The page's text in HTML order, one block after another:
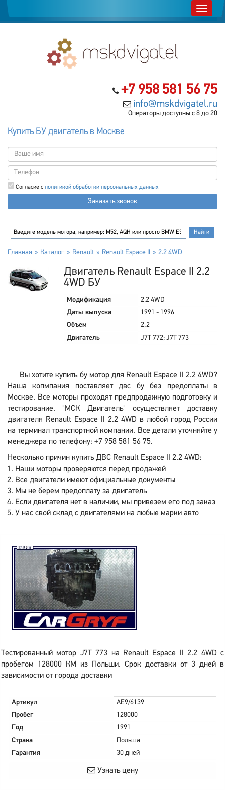
+7 958 581 56 75
info@mskdvigatel.ru
Операторы доступны с 8 до 20
Купить БУ двигатель в Москве
Согласие с политикой обработки персональных данных
Заказать звонок
Главная Каталог Renault Renault Espace II 2.2 4WD
Двигатель Renault Espace II 2.2
4WD БУ
Модификация
2.2 4WD
Даты выпуска
1991 - 1996
Объем
2,2
Двигатель
J7T 772; J7T 773
Вы хотите купить бу мотор для Renault Espace II 2.2 4WD?
Наша копмпания поставляет двс бу без предоплаты в
Москве. Все моторы проходят предпродажную подготовку и
тестирование. "МСК Двигатель" осуществляет доставку
двигателя Renault Espace II 2.2 4WD в любой город России
на терминал транспортной компании. Все детали уточняйте у
менеджера по телефону: +7 958 581 56 75.
Несколько причин купить ДВС Renault Espace II 2.2 4WD:
Наши моторы проверяются перед продажей
Все двигатели имеют официальные документы
Мы не берем предоплату за двигатель
Если двигателя нет в наличии, мы привезем его под заказ
У нас свой склад с двигателями на любые марки авто
Тестированный мотор J7T 773 на Renault Espace II 2.2 4WD с
пробегом 128000 КМ из Польши. Срок доставки от 3 дней в
зависимости от города доставки
Артикул
AE9/6139
Пробег
128000
Год
1991
Страна
Польша
Гарантия
30 дней
Узнать цену